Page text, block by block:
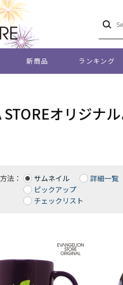
新商品 ランキング
STOREオリジナ
法： サムネイル
詳細一覧
ピックアップ
チェックリスト